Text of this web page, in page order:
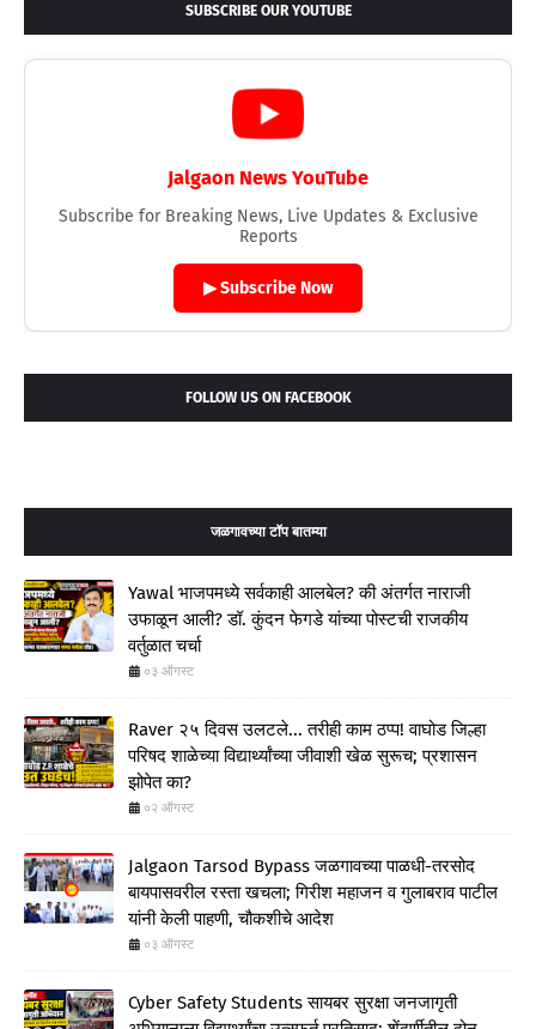
SUBSCRIBE OUR YOUTUBE
Jalgaon News YouTube
Subscribe for Breaking News, Live Updates & Exclusive
Reports
▶ Subscribe Now
FOLLOW US ON FACEBOOK
जळगावच्या टॉप बातम्या
Yawal भाजपमध्ये सर्वकाही आलबेल? की अंतर्गत नाराजी
उफाळून आली? डॉ. कुंदन फेगडे यांच्या पोस्टची राजकीय
वर्तुळात चर्चा
०३ ऑगस्ट
Raver २५ दिवस उलटले... तरीही काम ठप्प! वाघोड जिल्हा
परिषद शाळेच्या विद्यार्थ्यांच्या जीवाशी खेळ सुरूच; प्रशासन
झोपेत का?
०२ ऑगस्ट
Jalgaon Tarsod Bypass जळगावच्या पाळधी-तरसोद
बायपासवरील रस्ता खचला; गिरीश महाजन व गुलाबराव पाटील
यांनी केली पाहणी, चौकशीचे आदेश
०३ ऑगस्ट
Cyber Safety Students सायबर सुरक्षा जनजागृती